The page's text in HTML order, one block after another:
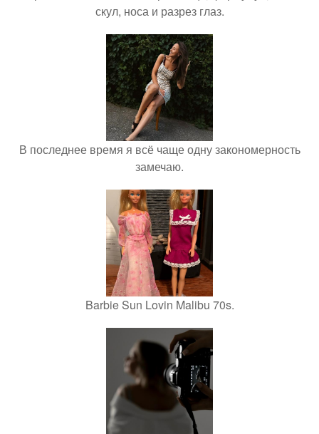
скул, носа и разрез глаз.
В последнее время я всё чаще одну закономерность
замечаю.
Barbie Sun Lovin Malibu 70s.